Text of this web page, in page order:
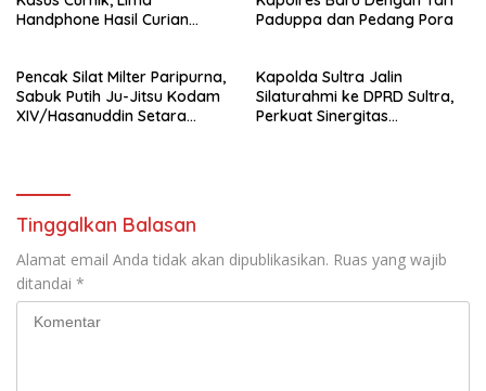
Handphone Hasil Curian
Paduppa dan Pedang Pora
Pencak Silat Milter Paripurna,
Sabuk Putih Ju-Jitsu Kodam
XIV/Hasanuddin Setara
Kapolda Sultra Jalin
Silaturahmi ke DPRD Sultra,
Perkuat Sinergitas
Tinggalkan Balasan
Alamat email Anda tidak akan dipublikasikan. Ruas yang wajib
ditandai *